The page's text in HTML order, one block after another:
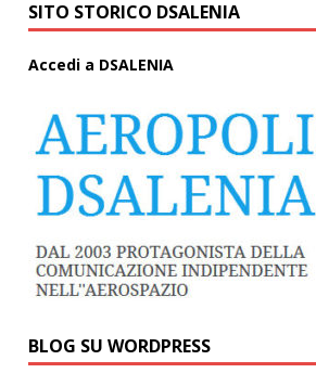
SITO STORICO DSALENIA
Accedi a DSALENIA
BLOG SU WORDPRESS